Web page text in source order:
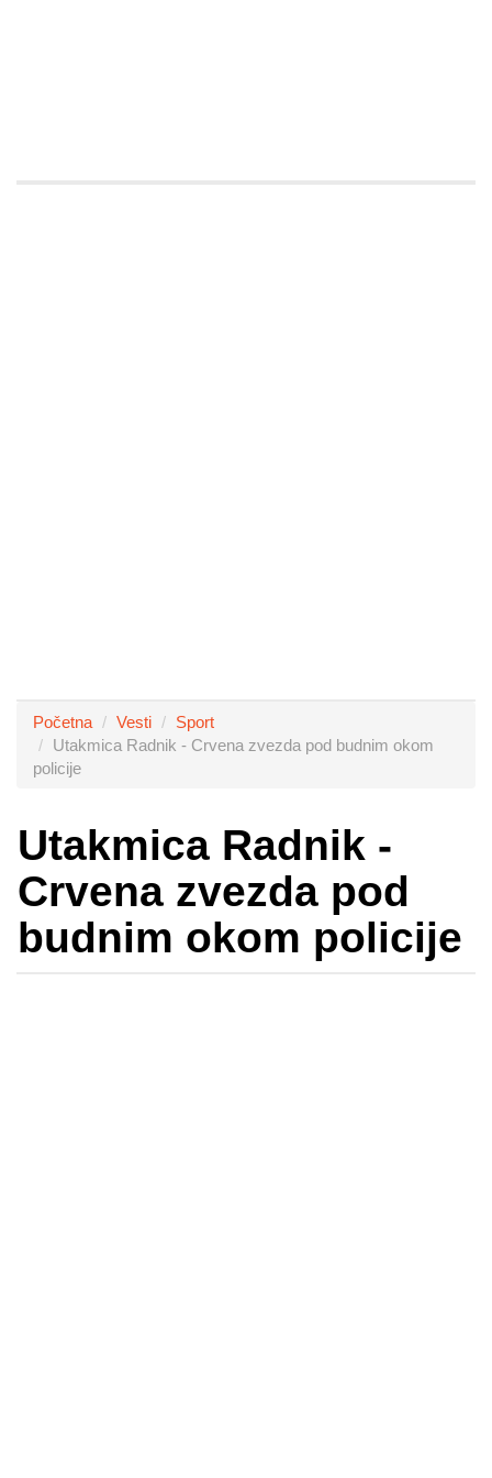
Početna Vesti
Sport
Utakmica Radnik - Crvena zvezda pod budnim okom
policije
Utakmica Radnik -
Crvena zvezda pod
budnim okom policije